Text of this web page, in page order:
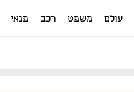
עולם משפט רכב פנאי